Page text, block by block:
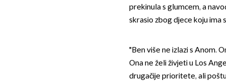
prekinula s glumcem, a
skrasio zbog djece koju ima
"Ben više ne izlazi s Anom.
Ona ne želi živjeti u Los
drugačije prioritete, ali